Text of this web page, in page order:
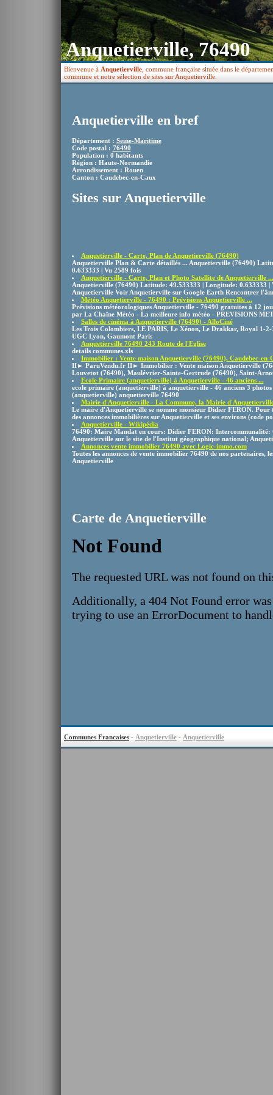
Anquetierville, 76490
Bienvenue à Anquetierville , commune française située dans le
commune et notre sélection de sites sur Anquetierville.
Anquetierville en bref
Département : Seine-Maritime
Code postal : 76490
Population : 0 habitants
Région : Haute-Normandie
Arrondissement : Rouen
Canton : Caudebec-en-Caux
Sites sur Anquetierville
Anquetierville - Carte, Plan de Anquetierville (76490)
Anquetierville Plan & Carte détaillés ... Anquetierville (76490)
0.633333 | Vu 2589 fois
Anquetierville - Carte, Plan et Photo Satellite de Anquetierville ...
Anquetierville (76490) Latitude: 49.533333 | Longitude: 0.633333 |
Anquetierville Voir Anquetierville sur Google Earth Rencontrer
Météo Anquetierville - 76490 : Prévisions Anquetierville ...
Prévisions météorologiques Anquetierville - 76490 gratuites à 12
par La Chaîne Météo - La meilleure info météo - PREVISIONS
Salles de cinéma à Anquetierville (76490) - AlloCiné
Les Trois Colombiers, LE PARIS, Le Xénon, Le Drakkar, Royal 1-
UGC Lyon, Gaumont Paris
Anquetierville 76490 243 Route de l'Eglise
details communes.xls
Immobilier : Vente maison Anquetierville (76490), Caudebec-en-
II► ParuVendu.fr II► Immobilier : Vente maison Anquetierville
Louvetot (76490), Maulévrier-Sainte-Gertrude (76490), Saint-
Ecole Primaire (anquetierville) à Anquetierville - 46 anciens ...
ecole primaire (anquetierville) à anquetierville - 46 anciens 3
(anquetierville) anquetierville 76490
Mairie d'Anquetierville - La Commune, la Mairie
Le maire d'Anquetierville se nomme monsieur Didier FERON. Pour
des annonces immobilières sur Anquetierville et ses environs (code
Anquetierville - Wikipédia
76490: Maire Mandat en cours: Didier FERON: Intercommunalité:
Anquetierville sur le site de l'Institut géographique national;
Annonces vente immobilier 76490 avec Logic-immo.com
Toutes les annonces de vente immobilier 76490 de nos partenaires,
Anquetierville
Carte de Anquetierville
Communes Francaises - Anquetierville - Anquetierville